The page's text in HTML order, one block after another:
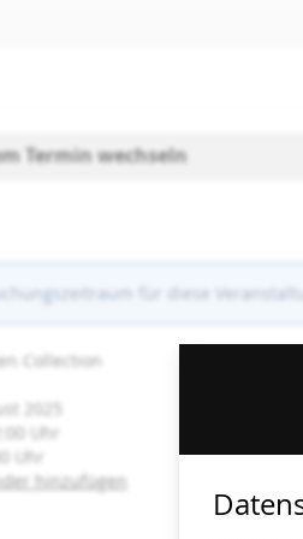
Termin wechseln
für diese
Collection
2025
Uhr
Uhr
hinzufügen